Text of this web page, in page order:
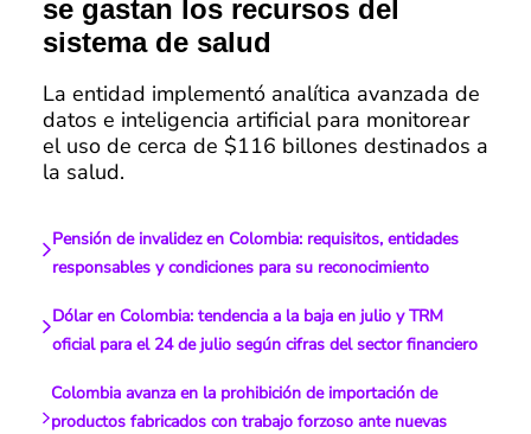
se gastan los recursos del
sistema de salud
La entidad implementó analítica avanzada de
datos e inteligencia artificial para monitorear
el uso de cerca de $116 billones destinados a
la salud.
Pensión de invalidez en Colombia: requisitos, entidades
responsables y condiciones para su reconocimiento
Dólar en Colombia: tendencia a la baja en julio y TRM
oficial para el 24 de julio según cifras del sector financiero
Colombia avanza en la prohibición de importación de
productos fabricados con trabajo forzoso ante nuevas